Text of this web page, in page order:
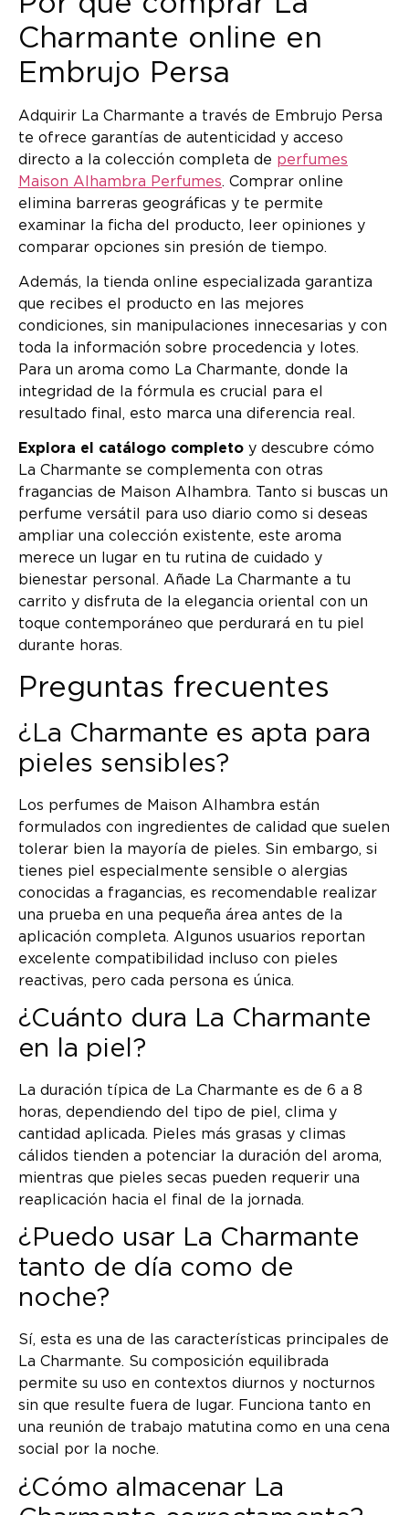
Charmante online en
Embrujo Persa
Adquirir La Charmante a través de Embrujo Persa
te ofrece garantías de autenticidad y acceso
directo a la colección completa de perfumes
Maison Alhambra Perfumes. Comprar online
elimina barreras geográficas y te permite
examinar la ficha del producto, leer opiniones y
comparar opciones sin presión de tiempo.
Además, la tienda online especializada garantiza
que recibes el producto en las mejores
condiciones, sin manipulaciones innecesarias y con
toda la información sobre procedencia y lotes.
Para un aroma como La Charmante, donde la
integridad de la fórmula es crucial para el
resultado final, esto marca una diferencia real.
Explora el catálogo completo y descubre cómo
La Charmante se complementa con otras
fragancias de Maison Alhambra. Tanto si buscas un
perfume versátil para uso diario como si deseas
ampliar una colección existente, este aroma
merece un lugar en tu rutina de cuidado y
bienestar personal. Añade La Charmante a tu
carrito y disfruta de la elegancia oriental con un
toque contemporáneo que perdurará en tu piel
durante horas.
Preguntas frecuentes
¿La Charmante es apta para
pieles sensibles?
Los perfumes de Maison Alhambra están
formulados con ingredientes de calidad que suelen
tolerar bien la mayoría de pieles. Sin embargo, si
tienes piel especialmente sensible o alergias
conocidas a fragancias, es recomendable realizar
una prueba en una pequeña área antes de la
aplicación completa. Algunos usuarios reportan
excelente compatibilidad incluso con pieles
reactivas, pero cada persona es única.
¿Cuánto dura La Charmante
en la piel?
La duración típica de La Charmante es de 6 a 8
horas, dependiendo del tipo de piel, clima y
cantidad aplicada. Pieles más grasas y climas
cálidos tienden a potenciar la duración del aroma,
mientras que pieles secas pueden requerir una
reaplicación hacia el final de la jornada.
¿Puedo usar La Charmante
tanto de día como de
noche?
Sí, esta es una de las características principales de
La Charmante. Su composición equilibrada
permite su uso en contextos diurnos y nocturnos
sin que resulte fuera de lugar. Funciona tanto en
una reunión de trabajo matutina como en una cena
social por la noche.
¿Cómo almacenar La